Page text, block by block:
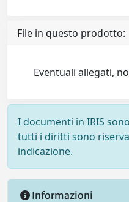
File in questo prodotto:
Eventuali allegati,
I documenti in IRIS
tutti i diritti sono
indicazione.
Informazioni